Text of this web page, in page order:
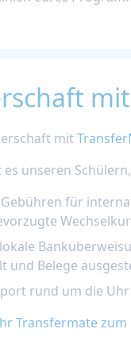
mit
unseren
für
und Belege
rund um die Uhr
Transfermate